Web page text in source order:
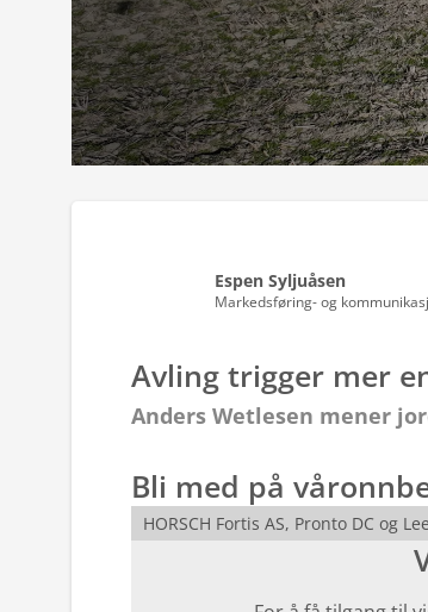
Espen Syljuåsen
Markedsføring- og
Avling trigger mer
Anders Wetlesen mener
Bli med på
HORSCH Fortis AS, Pronto DC og